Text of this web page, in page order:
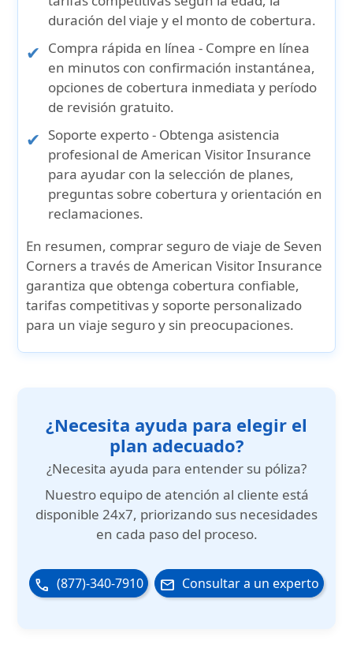
duración del viaje y el monto de cobertura.
Compra rápida en línea - Compre en línea
en minutos con confirmación instantánea,
opciones de cobertura inmediata y período
de revisión gratuito.
Soporte experto- Obtenga asistencia
profesional de American Visitor Insurance
para ayudar con la selección de planes,
preguntas sobre cobertura y orientación en
reclamaciones.
En resumen, comprar seguro de viaje de Seven
Corners a través de American Visitor Insurance
garantiza que obtenga cobertura confiable,
tarifas competitivasy soporte personalizado
para un viaje seguro y sin preocupaciones.
¿Necesita ayuda para elegir el
plan adecuado?
¿Necesita ayuda para entender su póliza?
Nuestro equipo de atención al cliente está
disponible 24x7, priorizando sus necesidades
en cada paso del proceso.
phone (877)-340-7910 email Consultar a un experto